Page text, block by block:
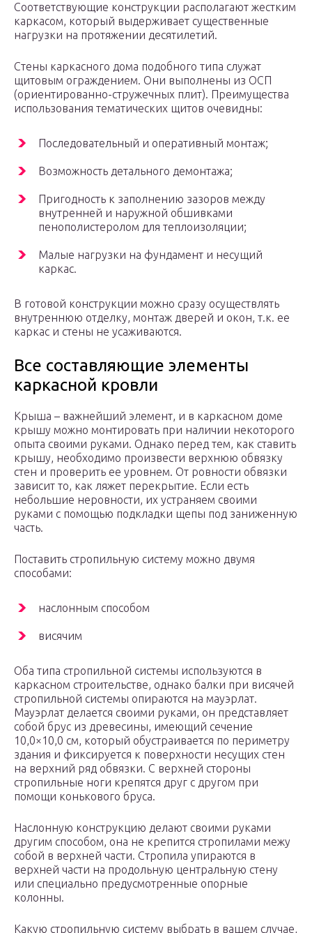
Соответствующие конструкции располагают жестким
каркасом, который выдерживает существенные
нагрузки на протяжении десятилетий.
Стены каркасного дома подобного типа служат
щитовым ограждением. Они выполнены из ОСП
(ориентированно-стружечных плит). Преимущества
использования тематических щитов очевидны:
Последовательный и оперативный монтаж;
Возможность детального демонтажа;
Пригодность к заполнению зазоров между
внутренней и наружной обшивками
пенополистеролом для теплоизоляции;
Малые нагрузки на фундамент и несущий
каркас.
В готовой конструкции можно сразу осуществлять
внутреннюю отделку, монтаж дверей и окон, т.к. ее
каркас и стены не усаживаются.
Все составляющие элементы
каркасной кровли
Крыша – важнейший элемент, и в каркасном доме
крышу можно монтировать при наличии некоторого
опыта своими руками. Однако перед тем, как ставить
крышу, необходимо произвести верхнюю обвязку
стен и проверить ее уровнем. От ровности обвязки
зависит то, как ляжет перекрытие. Если есть
небольшие неровности, их устраняем своими
руками с помощью подкладки щепы под заниженную
часть.
Поставить стропильную систему можно двумя
способами:
наслонным способом
висячим
Оба типа стропильной системы используются в
каркасном строительстве, однако балки при висячей
стропильной системы опираются на мауэрлат.
Мауэрлат делается своими руками, он представляет
собой брус из древесины, имеющий сечение
10,0×10,0 см, который обустраивается по периметру
здания и фиксируется к поверхности несущих стен
на верхний ряд обвязки. С верхней стороны
стропильные ноги крепятся друг с другом при
помощи конькового бруса.
Наслонную конструкцию делают своими руками
другим способом, она не крепится стропилами межу
собой в верхней части. Стропила упираются в
верхней части на продольную центральную стену
или специально предусмотренные опорные
колонны.
Какую стропильную систему выбрать в вашем случае,